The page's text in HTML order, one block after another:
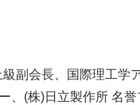
副会長、国際理工学
、(株)日立製作所 名